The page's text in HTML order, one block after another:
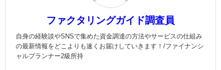
ファクタリングガイド調査員
自身の経験談やSNSで集めた資金調達の方法やサービスの仕組み
の最新情報をどこよりも速くお届けしていきます！/ファイナンシ
ャルプランナー2級所持